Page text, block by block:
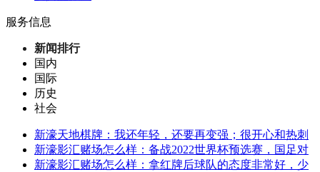
服务信息
新闻排行
国内
国际
历史
社会
新濠天地棋牌：我还年轻，还要再变强；很开心和热刺
新濠影汇赌场怎么样：备战2022世界杯预选赛，国足对
新濠影汇赌场怎么样：拿红牌后球队的态度非常好，少